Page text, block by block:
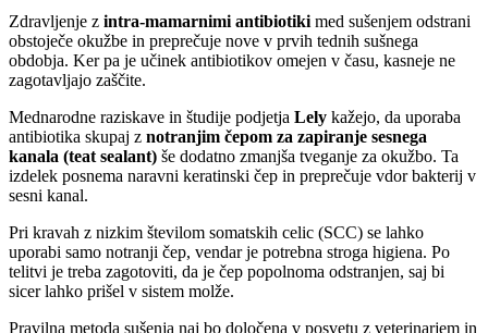
Zdravljenje z intra-mamarnimi antibiotiki med sušenjem odstrani
obstoječe okužbe in preprečuje nove v prvih tednih sušnega
obdobja. Ker pa je učinek antibiotikov omejen v času, kasneje ne
zagotavljajo zaščite.
Mednarodne raziskave in študije podjetja Lely kažejo, da uporaba
antibiotika skupaj z notranjim čepom za zapiranje sesnega
kanala (teat sealant) še dodatno zmanjša tveganje za okužbo. Ta
izdelek posnema naravni keratinski čep in preprečuje vdor bakterij v
sesni kanal.
Pri kravah z nizkim številom somatskih celic (SCC) se lahko
uporabi samo notranji čep, vendar je potrebna stroga higiena. Po
telitvi je treba zagotoviti, da je čep popolnoma odstranjen, saj bi
sicer lahko prišel v sistem molže.
Pravilna metoda sušenja naj bo določena v posvetu z veterinarjem in